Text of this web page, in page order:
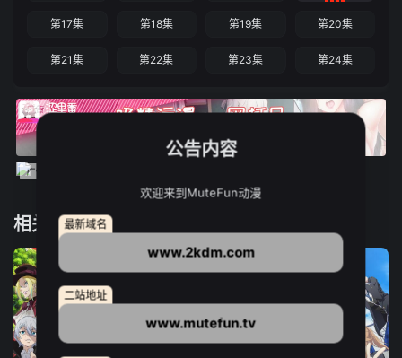
第17集 第18集 第19集 第20集
第21集 第22集 第23集 第24集
相关推荐
公告内容
欢迎来到MuteFun动漫
最新域名
www.2kdm.com
二站地址
www.mutefun.tv